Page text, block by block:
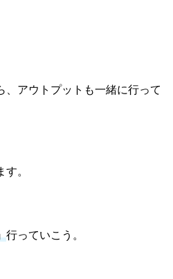
、アウトプットも一緒に行って
。
行っていこう。